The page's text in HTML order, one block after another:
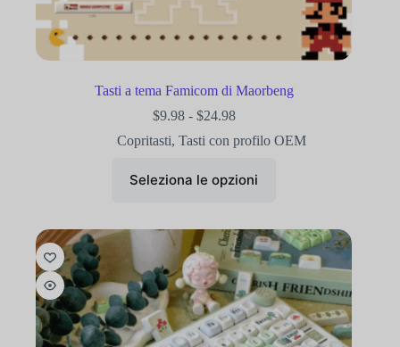
Tasti a tema Famicom di Maorbeng
$9.98 - $24.98
Copritasti,Tasti con profilo OEM
Seleziona le opzioni